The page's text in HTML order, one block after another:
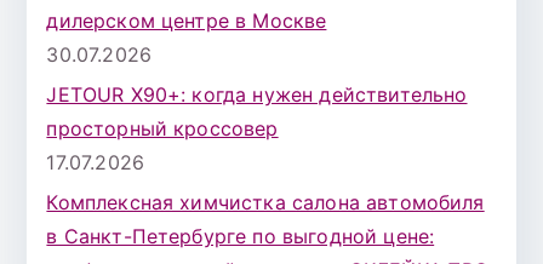
дилерском центре в Москве
30.07.2026
JETOUR X90+: когда нужен действительно
просторный кроссовер
17.07.2026
Комплексная химчистка салона автомобиля
в Санкт-Петербурге по выгодной цене: